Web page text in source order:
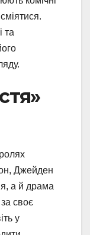
та
Джейден
а й драма
своє
у